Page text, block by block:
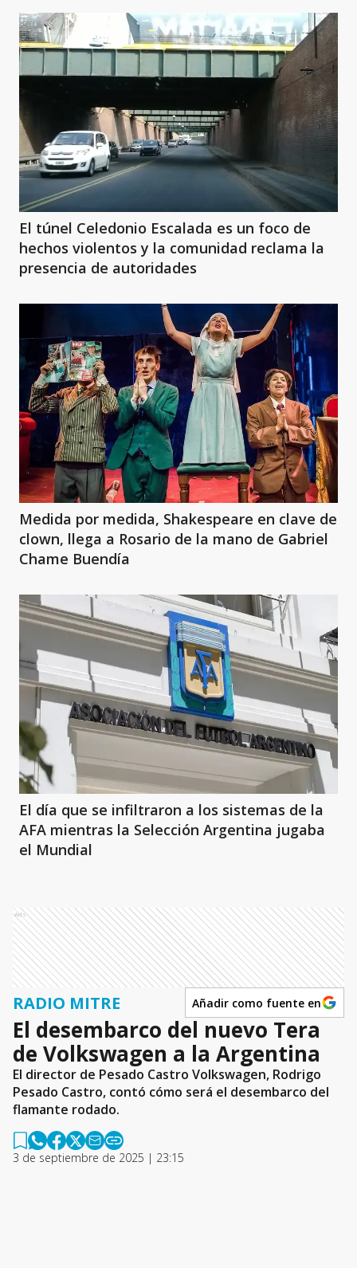
El túnel Celedonio Escalada es un foco de
hechos violentos y la comunidad reclama la
presencia de autoridades
Medida por medida, Shakespeare en clave de
clown, llega a Rosario de la mano de Gabriel
Chame Buendía
El día que se infiltraron a los sistemas de la
AFA mientras la Selección Argentina jugaba
el Mundial
Ads
RADIO MITRE Añadir como fuente en
El desembarco del nuevo Tera
de Volkswagen a la Argentina
El director de Pesado Castro Volkswagen, Rodrigo
Pesado Castro, contó cómo será el desembarco del
flamante rodado.
3 de septiembre de 2025 | 23:15